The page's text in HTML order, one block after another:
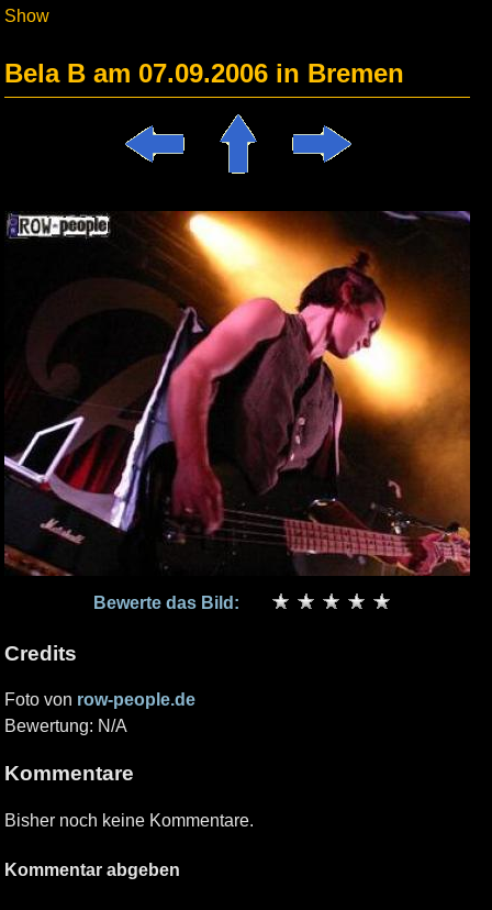
Show
Bela B am 07.09.2006 in Bremen
Bewerte das Bild:
Credits
Foto von row-people.de
Bewertung: N/A
Kommentare
Bisher noch keine Kommentare.
Kommentar abgeben